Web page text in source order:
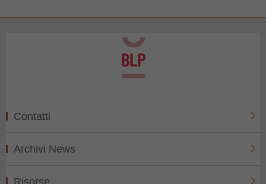
Contatti
Archivi News
Risorse